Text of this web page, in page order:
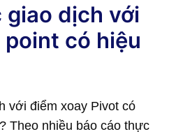
giao dịch với
có hiệu
với điểm xoay Pivot có
Theo nhiều báo cáo thực